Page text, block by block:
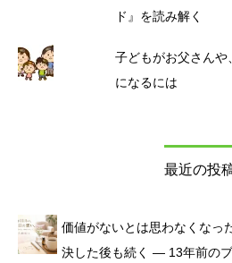
ド』を読み解く
子どもがお父さんや
になるには
最近の投
価値がないとは思わなくなっ
決した後も続く ― 13年前の